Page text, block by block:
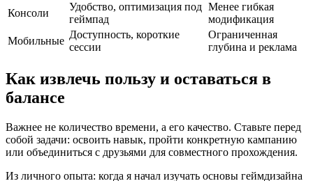
Консоли
Удобство, оптимизация под
геймпад
Менее гибкая
модификация
Мобильные
Доступность, короткие
сессии
Ограниченная
глубина и реклама
Как извлечь пользу и оставаться в
балансе
Важнее не количество времени, а его качество. Ставьте перед
собой задачи: освоить навык, пройти конкретную кампанию
или объединиться с друзьями для совместного прохождения.
Из личного опыта: когда я начал изучать основы геймдизайна